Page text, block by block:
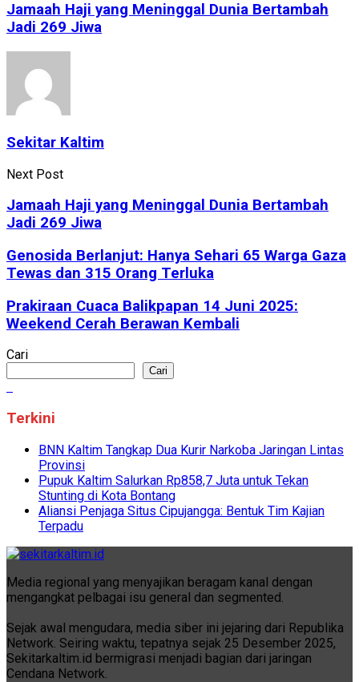
Jamaah Haji yang Meninggal Dunia Bertambah
Jadi 269 Jiwa
Sekitar Kaltim
Next Post
Jamaah Haji yang Meninggal Dunia Bertambah
Jadi 269 Jiwa
Genosida Berlanjut: Hanya Sehari 65 Warga Gaza
Tewas dan 315 Orang Terluka
Prakiraan Cuaca Balikpapan 14 Juni 2025:
Weekend Cerah Berawan Kembali
Cari
Cari
Terkini
BNN Kaltim Tangkap Dua Kurir Narkoba Jaringan Lintas
Provinsi
Pupuk Kaltim Salurkan Rp858,7 Juta untuk Tekan
Stunting di Kota Bontang
Aliansi Penjaga Situs Cipujangga: Bentuk Tim Kajian
Terpadu
Media regional yang menyajikan beragam kanal dengan
mengangkat pelbagai isu general dan segmented.
Sejak awal mengudara, media siber ini jejaring dari Republika
Network. Seiring waktu, tepatnya sejak 25 Desember 2025,
Sekitarkaltim.id bermigrasi menjadi bagian dari jaringan
Cendana Network.